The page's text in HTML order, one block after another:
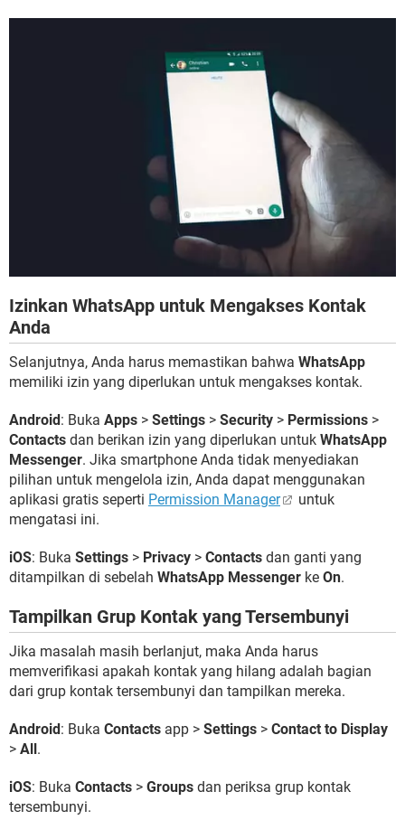
Izinkan WhatsApp untuk Mengakses Kontak
Anda
Selanjutnya, Anda harus memastikan bahwa WhatsApp
memiliki izin yang diperlukan untuk mengakses kontak.
Android : Buka Apps > Settings > Security > Permissions >
Contacts dan berikan izin yang diperlukan untuk WhatsApp
Messenger. Jika smartphone Anda tidak menyediakan
pilihan untuk mengelola izin, Anda dapat menggunakan
aplikasi gratis seperti Permission Manager
untuk
mengatasi ini.
iOS: Buka Settings > Privacy > Contacts dan ganti yang
ditampilkan di sebelah WhatsApp Messenger ke On.
Tampilkan Grup Kontak yang Tersembunyi
Jika masalah masih berlanjut, maka Anda harus
memverifikasi apakah kontak yang hilang adalah bagian
dari grup kontak tersembunyi dan tampilkan mereka.
Android : Buka Contacts app > Settings > Contact to Display
> All .
iOS: Buka Contacts > Groups dan periksa grup kontak
tersembunyi.